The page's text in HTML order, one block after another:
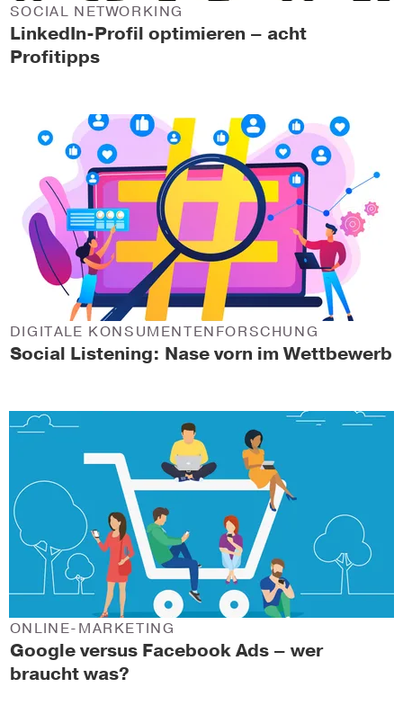
LinkedIn-Profil optimieren – acht
Profitipps
SOCIAL NETWORKING
Social Listening: Nase vorn im Wettbewerb
DIGITALE KONSUMENTENFORSCHUNG
Google versus Facebook Ads – wer
braucht was?
ONLINE-MARKETING